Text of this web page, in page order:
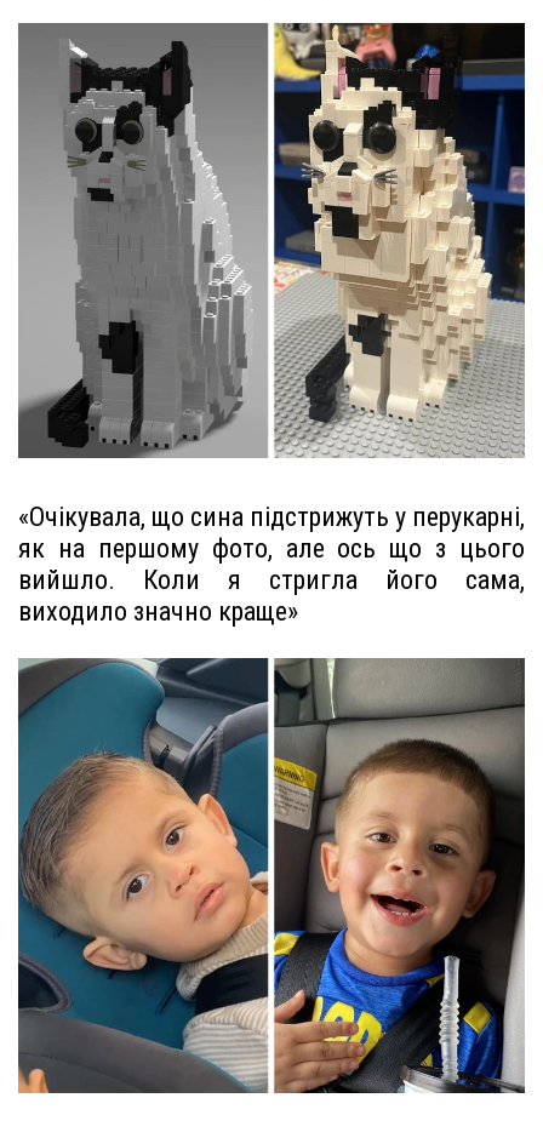
«Очікувала, що сина підстрижуть у перукарні,
як на першому фото, але ось що з цього
вийшло. Коли я стригла його сама,
виходило значно краще»